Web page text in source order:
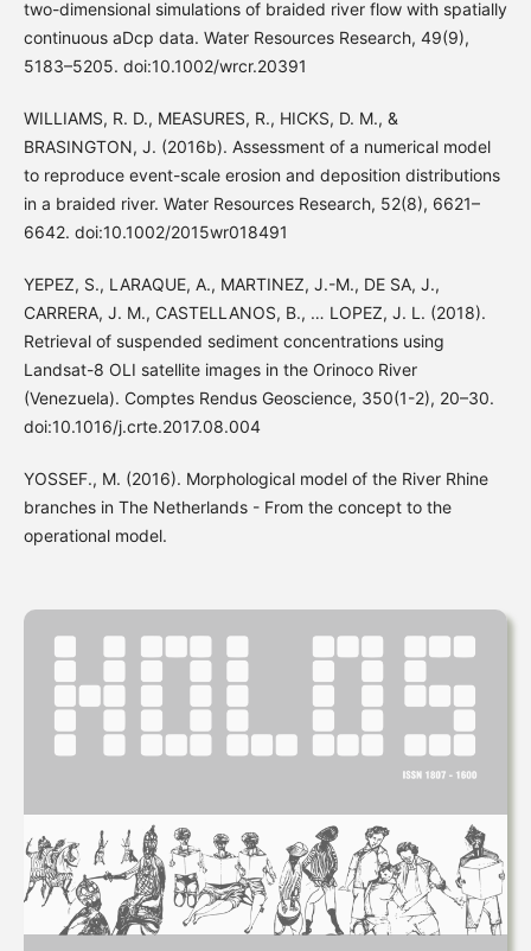
two-dimensional simulations of braided river flow with spatially
continuous aDcp data. Water Resources Research, 49(9),
5183–5205. doi:10.1002/wrcr.20391
WILLIAMS, R. D., MEASURES, R., HICKS, D. M., &
BRASINGTON, J. (2016b). Assessment of a numerical model
to reproduce event-scale erosion and deposition distributions
in a braided river. Water Resources Research, 52(8), 6621–
6642. doi:10.1002/2015wr018491
YEPEZ, S., LARAQUE, A., MARTINEZ, J.-M., DE SA, J.,
CARRERA, J. M., CASTELLANOS, B., … LOPEZ, J. L. (2018).
Retrieval of suspended sediment concentrations using
Landsat-8 OLI satellite images in the Orinoco River
(Venezuela). Comptes Rendus Geoscience, 350(1-2), 20–30.
doi:10.1016/j.crte.2017.08.004
YOSSEF., M. (2016). Morphological model of the River Rhine
branches in The Netherlands - From the concept to the
operational model.